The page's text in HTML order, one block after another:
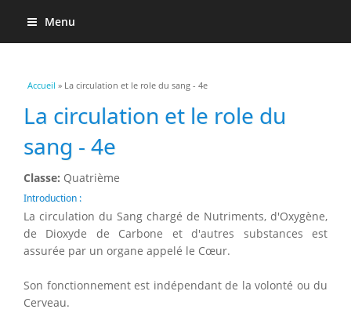
Menu
Vous êtes ici
Accueil » La circulation et le role du sang - 4e
La circulation et le role du
sang - 4e
Classe: Quatrième
Introduction :
La circulation du Sang chargé de Nutriments, d'Oxygène,
de Dioxyde de Carbone et d'autres substances est
assurée par un organe appelé le Cœur.
Son fonctionnement est indépendant de la volonté ou du
Cerveau.